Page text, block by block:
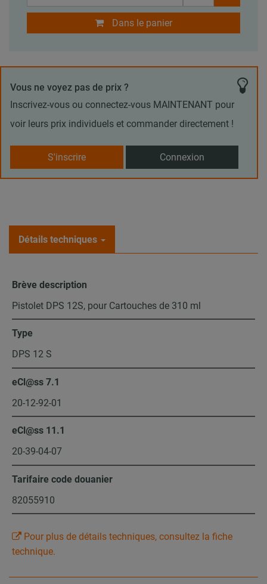
Dans le panier
Vous ne voyez pas de prix ?
Inscrivez-vous ou connectez-vous MAINTENANT pour
voir leurs prix individuels et commander directement !
S'inscrire Connexion
Détails techniques
Brève description
Pistolet DPS 12S, pour Cartouches de 310 ml
Type
DPS 12 S
eCl@ss 7.1
20-12-92-01
eCl@ss 11.1
20-39-04-07
Tarifaire code douanier
82055910
Pour plus de détails techniques, consultez la fiche
technique.